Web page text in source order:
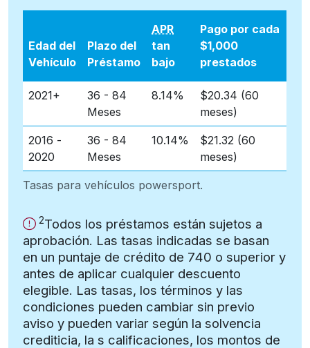
Tasas para vehículos powersport.
Edad del
Vehículo
Plazo del
Préstamo
APR
tan
bajo
Pago por cada
$1,000
prestados
2021+
36 - 84
Meses
8.14%
$20.34 (60
meses)
2016 -
2020
36 - 84
Meses
10.14%
$21.32 (60
meses)
Importante
Importante:
2Todos los préstamos están sujetos a
aprobación. Las tasas indicadas se basan
en un puntaje de crédito de 740 o superior y
antes de aplicar cualquier descuento
elegible. Las tasas, los términos y las
condiciones pueden cambiar sin previo
aviso y pueden variar según la solvencia
crediticia, la s calificaciones, los montos de